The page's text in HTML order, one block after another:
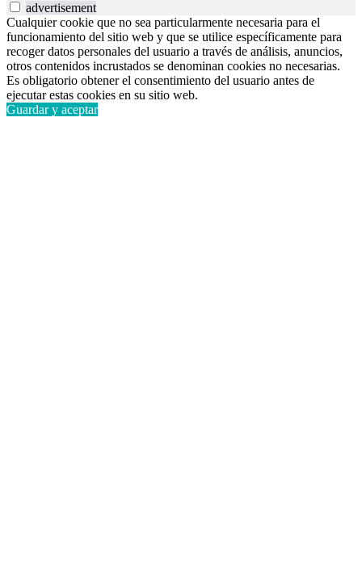
advertisement
Cualquier cookie que no sea particularmente necesaria para el
funcionamiento del sitio web y que se utilice específicamente para
recoger datos personales del usuario a través de análisis, anuncios,
otros contenidos incrustados se denominan cookies no necesarias.
Es obligatorio obtener el consentimiento del usuario antes de
ejecutar estas cookies en su sitio web.
Guardar y aceptar